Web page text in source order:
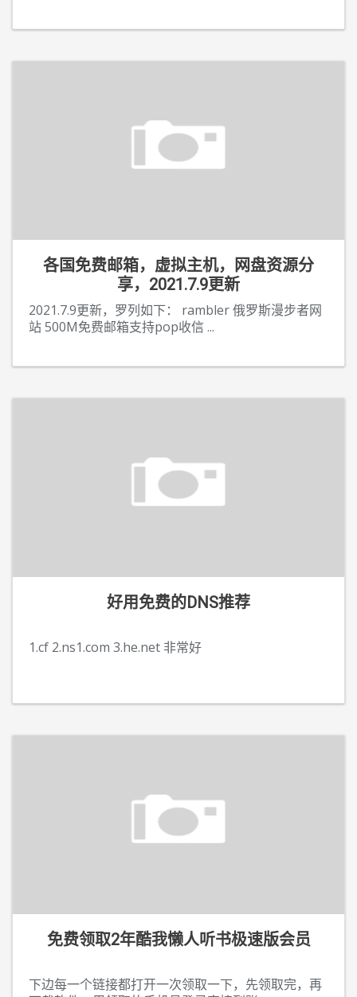
各国免费邮箱，虚拟主机，网盘资源分
享，2021.7.9更新
2021.7.9更新，罗列如下： rambler 俄罗斯漫步者网
站 500M免费邮箱支持pop收信...
好用免费的DNS推荐
1.cf 2.ns1.com 3.he.net 非常好
免费领取2年酷我懒人听书极速版会员
下边每一个链接都打开一次领取一下，先领取完，再